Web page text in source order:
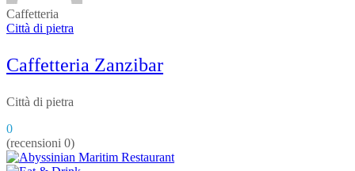
Caffetteria
Città di pietra
Caffetteria Zanzibar
Città di pietra
0
(recensioni 0)